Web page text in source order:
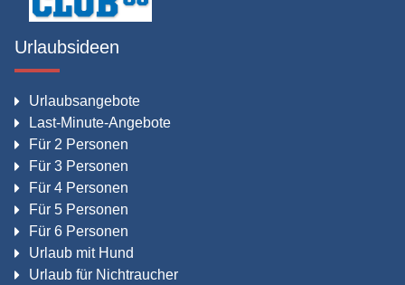
Urlaubsideen
Urlaubsangebote
Last-Minute-Angebote
Für 2 Personen
Für 3 Personen
Für 4 Personen
Für 5 Personen
Für 6 Personen
Urlaub mit Hund
Urlaub für Nichtraucher